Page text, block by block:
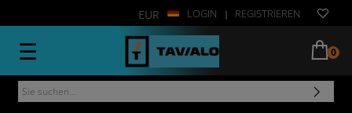
EUR LOGIN | REGISTRIEREN
0
☰